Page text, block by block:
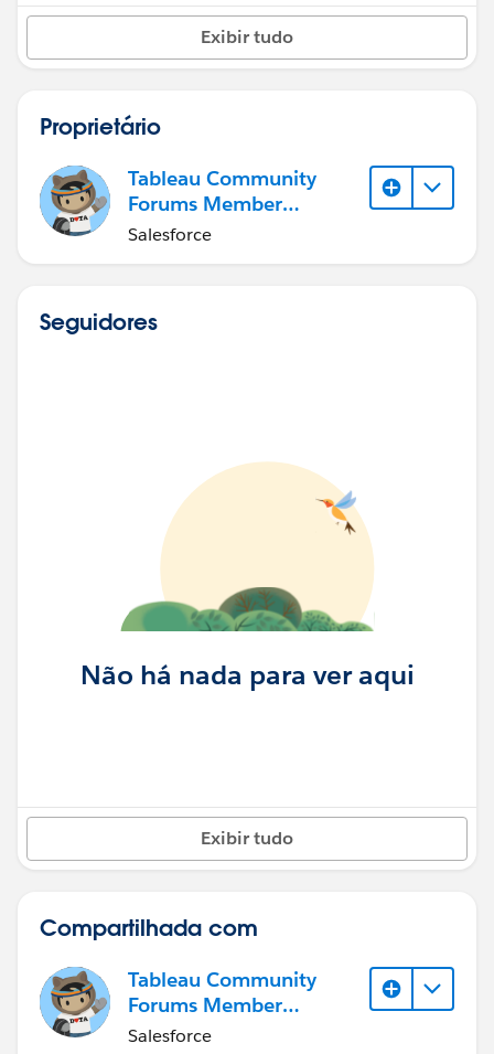
Exibir tudo
Proprietário
Tableau Community
Forums Member
(Inactive)
Salesforce
Seguidores
Não há nada para ver aqui
Exibir tudo
Compartilhada com
Tableau Community
Forums Member
(Inactive)
Salesforce